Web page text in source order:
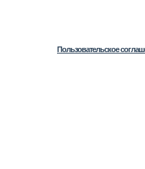
Пользовательское